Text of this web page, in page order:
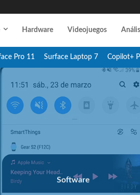
Hardware Videojuegos
Pro 11 Surface Laptop 7 Copilot+
Software